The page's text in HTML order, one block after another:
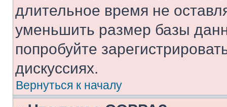
длительное время не
уменьшить размер базы
попробуйте
дискуссиях.
Вернуться к началу